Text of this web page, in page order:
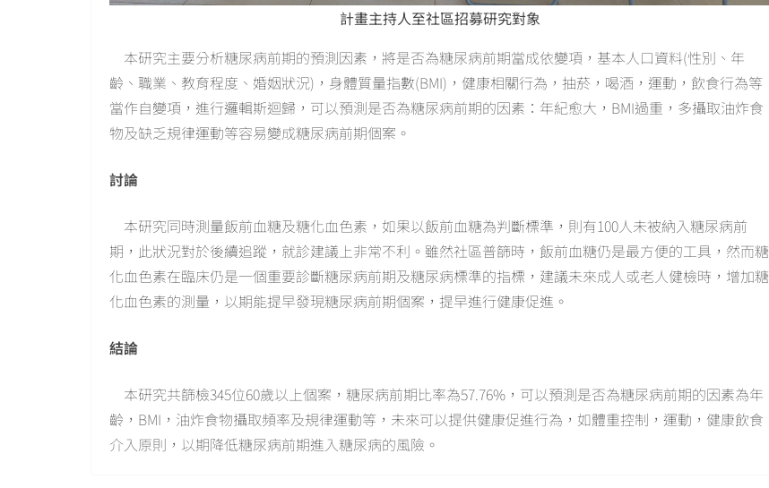
計畫主持人至社區招募研究對象
本研究主要分析糖尿病前期的預測因素，將是否為糖尿病前期當成依變項，基本人口資料(性別、年
齡、職業、教育程度、婚姻狀況)，身體質量指數(BMI)，健康相關行為，抽菸，喝酒，運動，飲食行為等
當作自變項，進行邏輯斯迴歸，可以預測是否為糖尿病前期的因素：年紀愈大，BMI過重，多攝取油炸食
物及缺乏規律運動等容易變成糖尿病前期個案。
討論
本研究同時測量飯前血糖及糖化血色素，如果以飯前血糖為判斷標準，則有100人未被納入糖尿病前
期，此狀況對於後續追蹤，就診建議上非常不利。雖然社區普篩時，飯前血糖仍是最方便的工具，然而糖
化血色素在臨床仍是一個重要診斷糖尿病前期及糖尿病標準的指標，建議未來成人或老人健檢時，增加糖
化血色素的測量，以期能提早發現糖尿病前期個案，提早進行健康促進。
結論
本研究共篩檢345位60歲以上個案，糖尿病前期比率為57.76%，可以預測是否為糖尿病前期的因素為年
齡，BMI，油炸食物攝取頻率及規律運動等，未來可以提供健康促進行為，如體重控制，運動，健康飲食
介入原則，以期降低糖尿病前期進入糖尿病的風險。